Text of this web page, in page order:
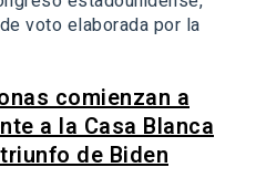
voto elaborada por la
comienzan a
a la Casa Blanca
de Biden